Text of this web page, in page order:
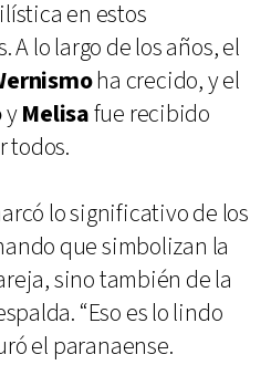
en estos
A lo largo de los años, el
ha crecido, y el
yMelisafue recibido
todos.
lo significativo de los
que simbolizan la
sino también de la
“Eso es lo lindo
el paranaense.